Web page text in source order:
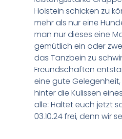
Holstein schicken zu
mehr als nur eine
man nur dieses eine
gemütlich ein oder
das Tanzbein zu
Freundschaften
eine gute
hinter die Kulissen
alle: Haltet euch jetzt
03.10.24 frei, denn wir